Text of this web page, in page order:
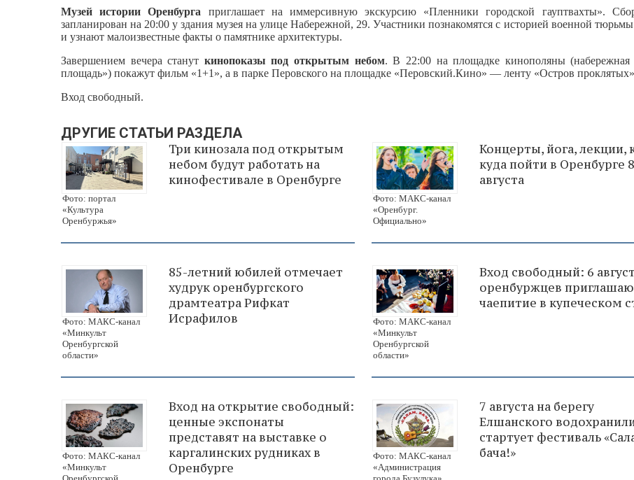
Музей истории Оренбурга приглашает на иммерсивную экскурсию «Пленники городской гауптвахты».
запланирован на 20:00 у здания музея на улице Набережной, 29. Участники познакомятся с историей военной
и узнают малоизвестные факты о памятнике архитектуры.
Завершением вечера станут кинопоказы под открытым небом. В 22:00 на площадке кинополяны (набережная
площадь») покажут фильм «1+1», а в парке Перовского на площадке «Перовский.Кино» — ленту «Остров
Вход свободный.
ДРУГИЕ СТАТЬИ РАЗДЕЛА
Фото: портал
«Культура
Оренбуржья»
Три кинозала под открытым
небом будут работать на
кинофестивале в Оренбурге
Фото: МАКС-канал
«Оренбург.
Официально»
Концерты, йога, лекции,
куда пойти в Оренбурге 8
августа
Фото: МАКС-канал
«Минкульт
Оренбургской
области»
85-летний юбилей отмечает
худрук оренбургского
драмтеатра Рифкат
Исрафилов
Фото: МАКС-канал
«Минкульт
Оренбургской
области»
Вход свободный: 6
оренбуржцев
чаепитие в купеческом
Фото: МАКС-канал
«Минкульт
Вход на открытие свободный:
ценные экспонаты
представят на выставке о
каргалинских рудниках в
Оренбурге
Фото: МАКС-канал
«Администрация
7 августа на берегу
Елшанского
стартует фестиваль
бача!»